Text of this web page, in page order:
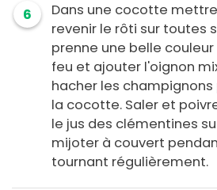
6
Dans une cocotte
revenir le rôti sur toutes
prenne une belle
feu et ajouter l'oignon
hacher les
la cocotte. Saler et
le jus des clémentines
mijoter à couvert
tournant régulièrement.